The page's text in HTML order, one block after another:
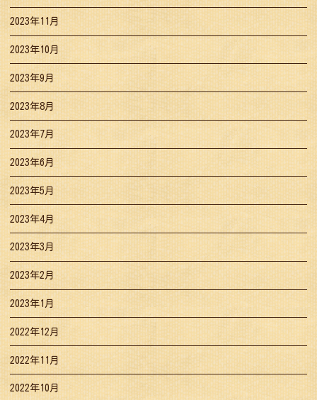
2023年11月
2023年10月
2023年9月
2023年8月
2023年7月
2023年6月
2023年5月
2023年4月
2023年3月
2023年2月
2023年1月
2022年12月
2022年11月
2022年10月